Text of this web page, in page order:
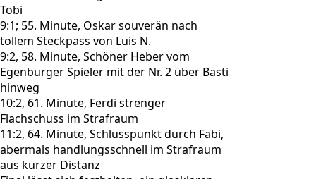
Tobi
9:1; 55. Minute, Oskar souverän nach
tollem Steckpass von Luis N.
9:2, 58. Minute, Schöner Heber vom
Egenburger Spieler mit der Nr. 2 über Basti
hinweg
10:2, 61. Minute, Ferdi strenger
Flachschuss im Strafraum
11:2, 64. Minute, Schlusspunkt durch Fabi,
abermals handlungsschnell im Strafraum
aus kurzer Distanz